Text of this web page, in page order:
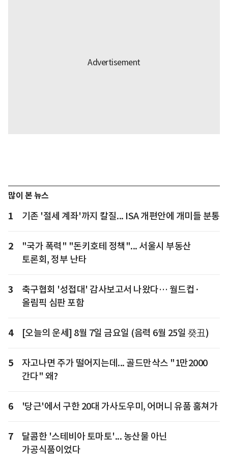
많이 본 뉴스
1 기존 '절세 계좌'까지 칼질... ISA 개편안에 개미들 분통
2
"국가 폭력" "돈키호테 정책"... 서울시 부동산
토론회, 정부 난타
3
축구협회 '성접대' 감사보고서 나왔다… 월드컵·
올림픽 심판 포함
4 [오늘의 운세] 8월 7일 금요일 (음력 6월 25일 癸丑)
5
자고나면 주가 떨어지는데... 골드만삭스 "1만2000
간다" 왜?
6 '당근'에서 구한 20대 가사도우미, 어머니 유품 훔쳐가
7
달콤한 '스테비아 토마토'... 농산물 아닌
가공식품이었다